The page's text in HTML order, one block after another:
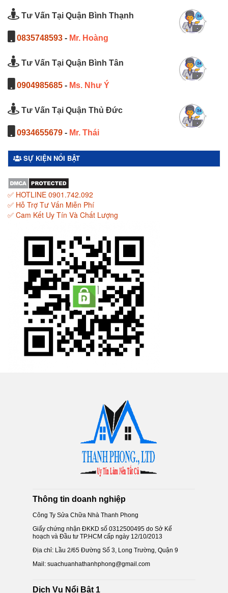
Tư Vấn Tại Quận Bình Thạnh
0835748593 - Mr. Hoàng
Tư Vấn Tại Quận Bình Tân
0904985685 - Ms. Như Ý
Tư Vấn Tại Quận Thủ Đức
0934655679 - Mr. Thái
SỰ KIỆN NỔI BẬT
✅ HOTLINE 0901.742.092
✅ Hỗ Trợ Tư Vấn Miễn Phí
✅ Cam Kết Uy Tín Và Chất Lượng
Thông tin doanh nghiệp
Công Ty Sửa Chữa Nhà Thanh Phong
Giấy chứng nhận ĐKKD số 0312500495 do Sở Kế
hoạch và Đầu tư TP.HCM cấp ngày 12/10/2013
Địa chỉ: Lầu 2/65 Đường Số 3, Long Trường, Quận 9
Mail: suachuanhathanhphong@gmail.com
Dịch Vụ Nổi Bật 1